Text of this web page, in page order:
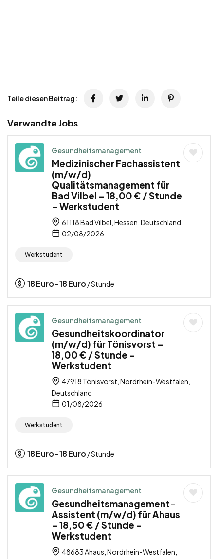
Teile diesen Beitrag:
Verwandte Jobs
Gesundheitsmanagement
Medizinischer Fachassistent
(m/w/d)
Qualitätsmanagement für
Bad Vilbel – 18,00 € / Stunde
– Werkstudent
61118 Bad Vilbel, Hessen, Deutschland
02/08/2026
Werkstudent
18Euro -18Euro / Stunde
Gesundheitsmanagement
Gesundheitskoordinator
(m/w/d) für Tönisvorst –
18,00 € / Stunde –
Werkstudent
47918 Tönisvorst, Nordrhein-Westfalen,
Deutschland
01/08/2026
Werkstudent
18Euro -18Euro / Stunde
Gesundheitsmanagement
Gesundheitsmanagement-
Assistent (m/w/d) für Ahaus
– 18,50 € / Stunde –
Werkstudent
48683 Ahaus, Nordrhein-Westfalen,